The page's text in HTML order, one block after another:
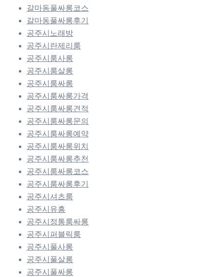
갈마동풀싸롱코스
갈마동풀싸롱후기
공주시노래방
공주시란제리룸
공주시룸사롱
공주시룸살롱
공주시룸싸롱
공주시룸싸롱가격
공주시룸싸롱견적
공주시룸싸롱문의
공주시룸싸롱예약
공주시룸싸롱위치
공주시룸싸롱추천
공주시룸싸롱코스
공주시룸싸롱후기
공주시셔츠룸
공주시유흥
공주시정통룸싸롱
공주시퍼블릭룸
공주시풀사롱
공주시풀살롱
공주시풀싸롱